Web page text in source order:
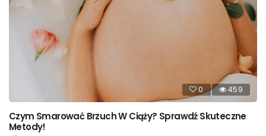
0 459
Czym Smarować Brzuch W Ciąży? Sprawdź Skuteczne
Metody!